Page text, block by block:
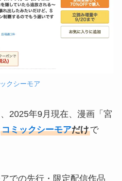
クシーモア
2025年9月現在、漫画「宮
コミックシーモアだけで
での先行・限定配信作品